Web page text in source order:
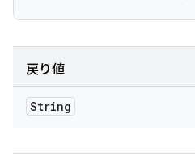
戻り値
String